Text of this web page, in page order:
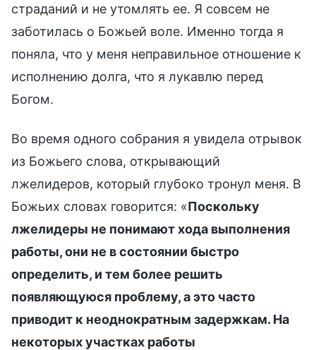
страданий и не утомлять ее. Я совсем не
заботилась о Божьей воле. Именно тогда я
поняла, что у меня неправильное отношение к
исполнению долга, что я лукавлю перед
Богом.
Во время одного собрания я увидела отрывок
из Божьего слова, открывающий
лжелидеров, который глубоко тронул меня. В
Божьих словах говорится: «Поскольку
лжелидеры не понимают хода выполнения
работы, они не в состоянии быстро
определить, и тем более решить
появляющуюся проблему, а это часто
приводит к неоднократным задержкам. На
некоторых участках работы